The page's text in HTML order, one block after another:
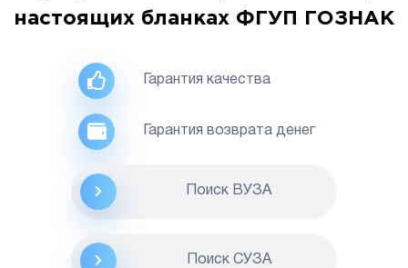
настоящих бланках ФГУП ГОЗНАК
Гарантия качества
Гарантия возврата денег
Поиск ВУЗА
Поиск CУЗА